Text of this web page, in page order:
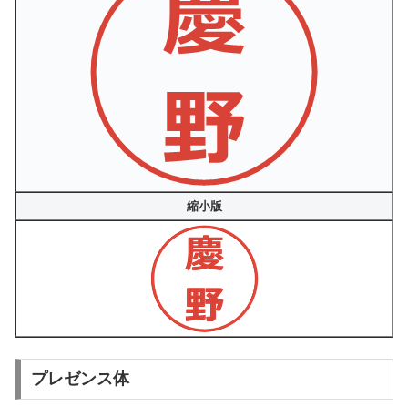
縮小版
プレゼンス体